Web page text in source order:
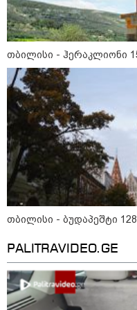
09:35 / 07-08-2026
"საქართველო
რუსეთმა ვერ
სტრატეგიულ
სააკაშვილი
თბილისი - ჰერაკლიონი
თბილისი - ბუდაპეშტი
PALITRAVIDEO.GE